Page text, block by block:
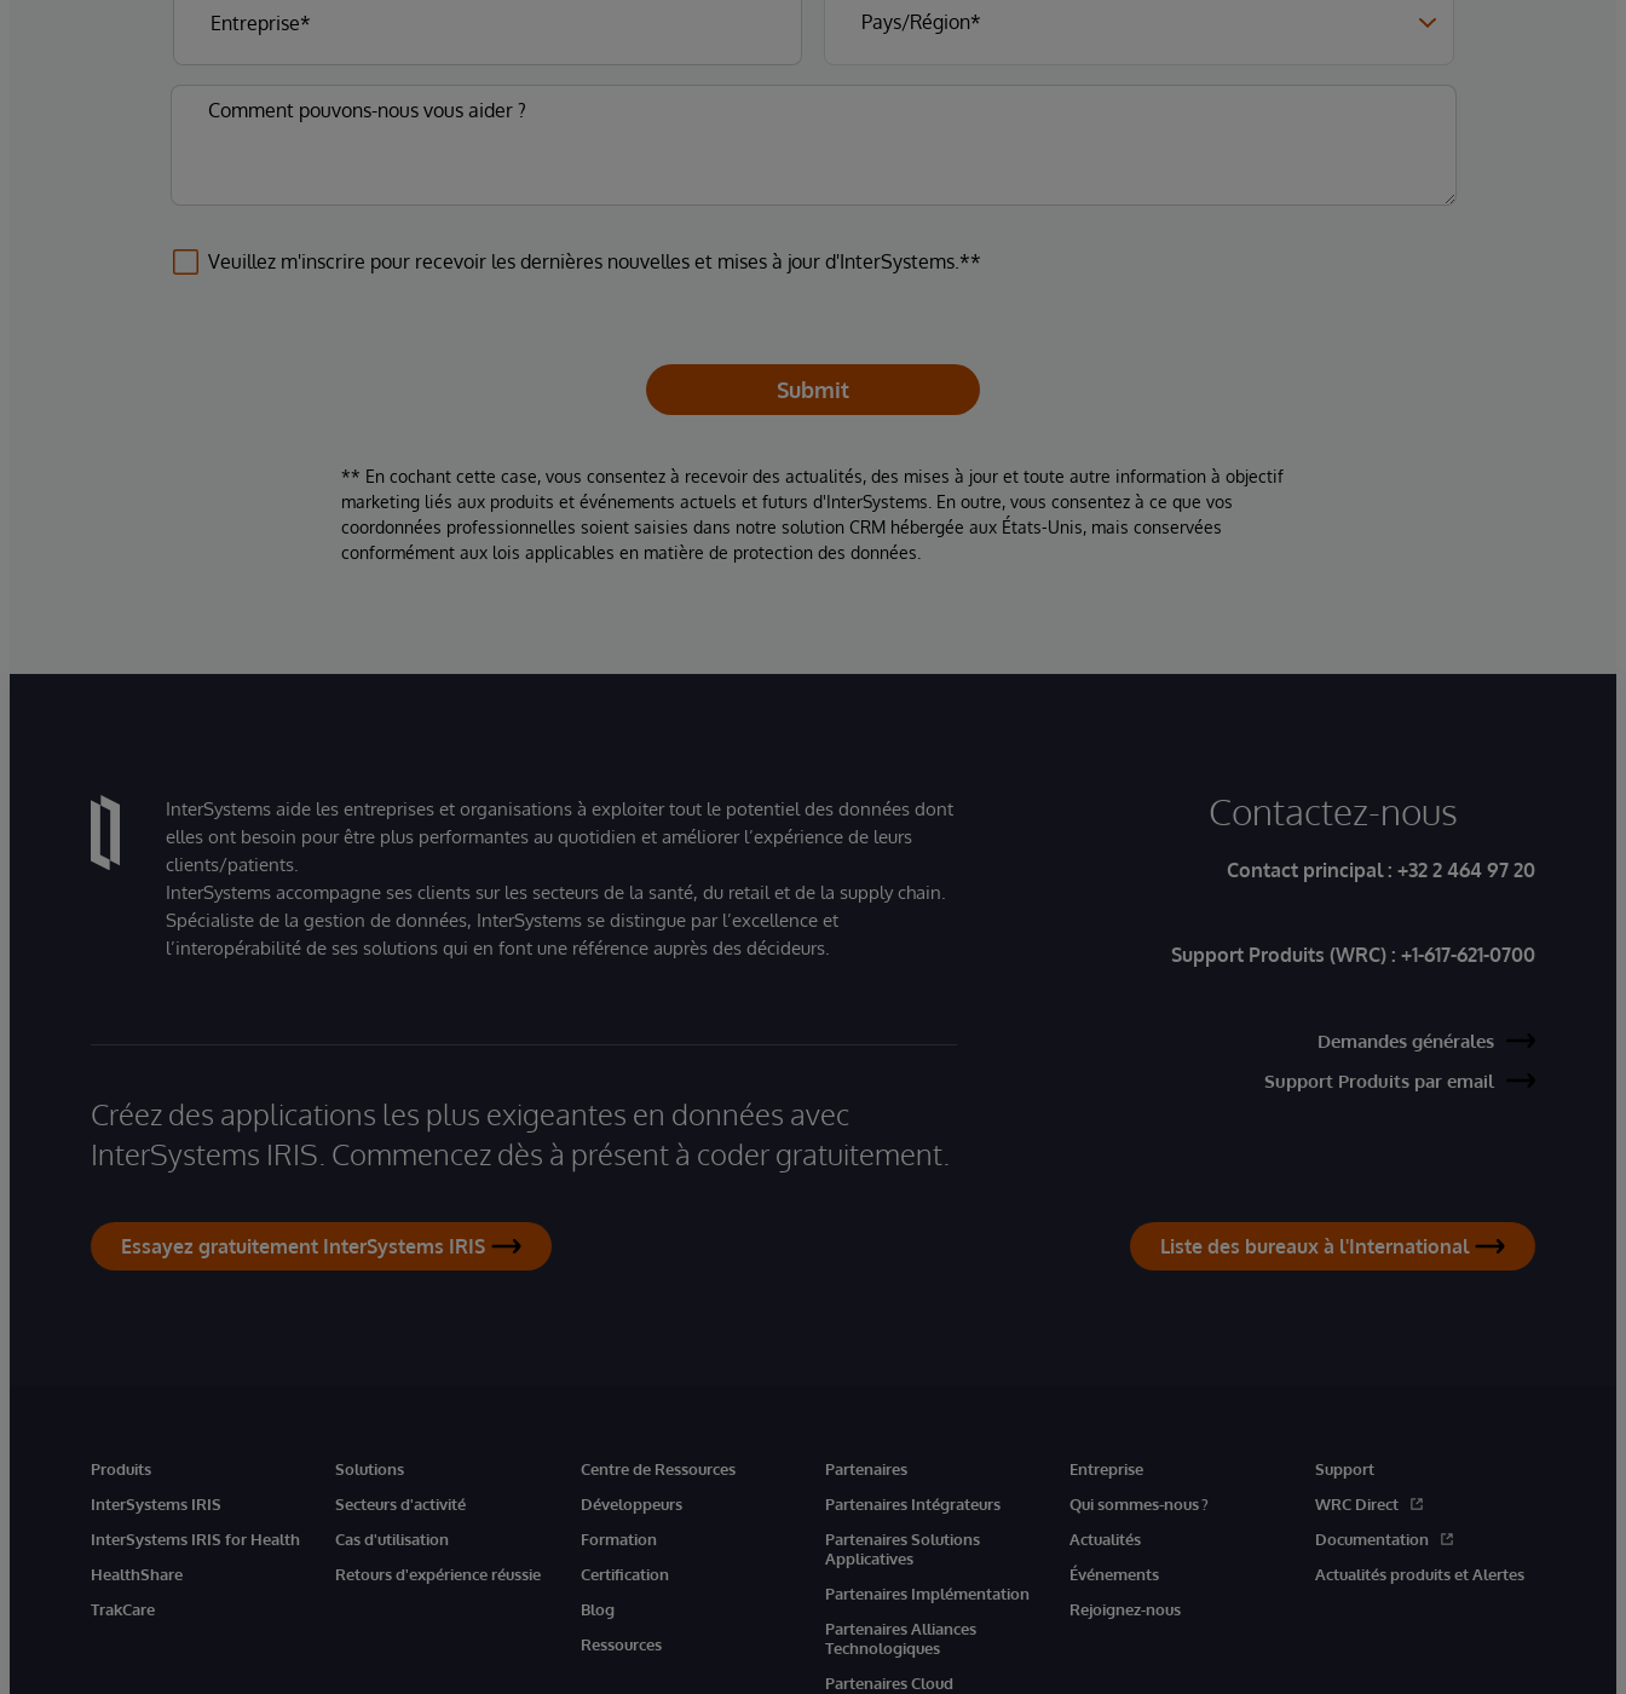
Veuillez m'inscrire pour recevoir les dernières nouvelles et mises à jour d'InterSystems.**
Submit
** En cochant cette case, vous consentez à recevoir des actualités, des mises à jour et toute autre information à objectif
marketing liés aux produits et événements actuels et futurs d'InterSystems. En outre, vous consentez à ce que vos
coordonnées professionnelles soient saisies dans notre solution CRM hébergée aux États-Unis, mais conservées
conformément aux lois applicables en matière de protection des données.
InterSystems aide les entreprises et organisations à exploiter tout le potentiel des données dont
elles ont besoin pour être plus performantes au quotidien et améliorer l’expérience de leurs
clients/patients.
InterSystems accompagne ses clients sur les secteurs de la santé, du retail et de la supply chain.
Spécialiste de la gestion de données, InterSystems se distingue par l’excellence et
l’interopérabilité de ses solutions qui en font une référence auprès des décideurs.
Créez des applications les plus exigeantes en données avec
InterSystems IRIS. Commencez dès à présent à coder gratuitement.
Essayez gratuitement InterSystems IRIS
Contactez-nous
Contact principal : +32 2 464 97 20
Support Produits (WRC) : +1-617-621-0700
Demandes générales
Support Produits par email
Liste des bureaux à l'International
Produits
InterSystems IRIS
InterSystems IRIS for Health
HealthShare
TrakCare
Solutions
Secteurs d'activité
Cas d'utilisation
Retours d'expérience réussie
Centre de Ressources
Développeurs
Formation
Certification
Blog
Ressources
Partenaires
Partenaires Intégrateurs
Partenaires Solutions
Applicatives
Partenaires Implémentation
Partenaires Alliances
Technologiques
Partenaires Cloud
Entreprise
Qui sommes-nous ?
Actualités
Événements
Rejoignez-nous
Support
WRC Direct
Documentation
Actualités produits et Alertes